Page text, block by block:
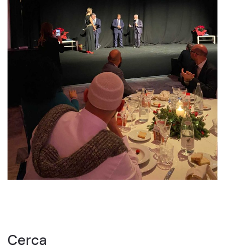
Cerca